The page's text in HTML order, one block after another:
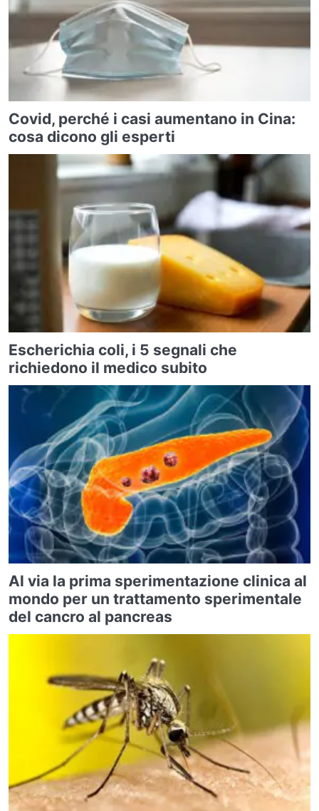
Covid, perché i casi aumentano in Cina:
cosa dicono gli esperti
Escherichia coli, i 5 segnali che
richiedono il medico subito
Al via la prima sperimentazione clinica al
mondo per un trattamento sperimentale
del cancro al pancreas